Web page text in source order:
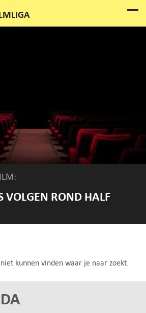
VOLGEN ROND HALF
kunnen vinden waar je naar zoekt.